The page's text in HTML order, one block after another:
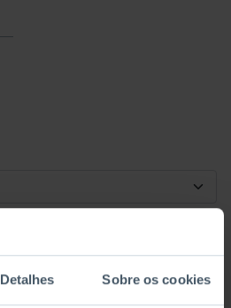
Detalhes Sobre os cookies